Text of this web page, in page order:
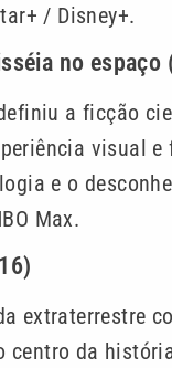
/ Disney+.
no espaço
a ficção
visual
e o
Max.
extraterrestre
centro da